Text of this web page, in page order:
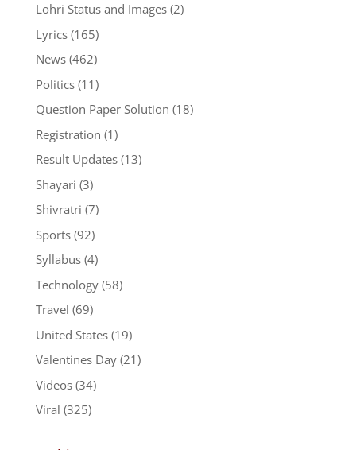
Lohri Status and Images(2)
Lyrics(165)
News(462)
Politics(11)
Question Paper Solution (18)
Registration (1)
Result Updates(13)
Shayari (3)
Shivratri (7)
Sports(92)
Syllabus(4)
Technology(58)
Travel (69)
United States(19)
Valentines Day(21)
Videos(34)
Viral (325)